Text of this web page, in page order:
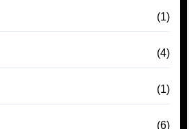
(1)
(4)
(1)
(6)